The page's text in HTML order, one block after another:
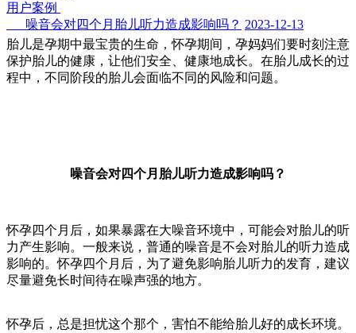
用户案例
噪音会对四个月胎儿听力造成影响吗？ 2023-12-13
胎儿是孕期中最宝贵的生命，怀孕期间，孕妈妈们要时刻注意
保护胎儿的健康，让他们安全、健康地成长。在胎儿成长的过
程中，不同阶段的胎儿会面临不同的风险和问题。
噪音会对四个月胎儿听力造成影响吗？
怀孕四个月后，如果暴露在大噪音环境中，可能会对胎儿的听
力产生影响。一般来说，普通的噪音是不会对胎儿的听力造成
影响的。怀孕四个月后，为了避免影响胎儿听力的发育，建议
尽量避免长时间待在噪声强的地方。
怀孕后，总是担忧这个那个，害怕不能给胎儿好的成长环境。